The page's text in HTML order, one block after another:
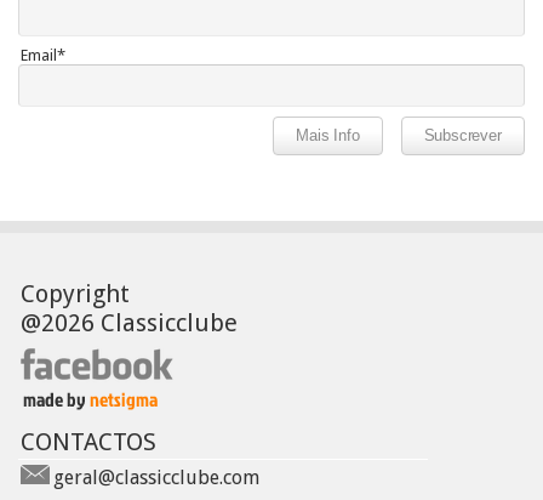
Email*
Copyright
@2026 Classicclube
CONTACTOS
geral@classicclube.com